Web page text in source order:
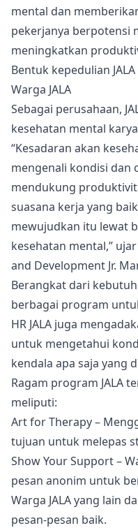
mental dan
pekerjanya berpotensi
meningkatkan
Bentuk kepedulian
Warga JALA
Sebagai perusahaan,
kesehatan mental
“Kesadaran akan
mengenali kondisi dan
mendukung
suasana kerja yang
mewujudkan itu lewat
kesehatan mental,”
and Development Jr.
Berangkat dari
berbagai program
HR JALA juga
untuk mengetahui
kendala apa saja yang
Ragam program JALA
meliputi:
Art for Therapy –
tujuan untuk melepas
Show Your Support –
pesan anonim untuk
Warga JALA yang lain
pesan-pesan baik.